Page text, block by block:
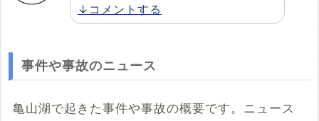
↓コメントする
事件や事故のニュース
亀山湖で起きた事件や事故の概要です。ニュース